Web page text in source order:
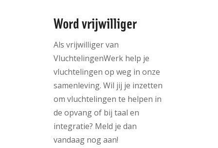
Word vrijwilliger
Als vrijwilliger van
VluchtelingenWerk help je
vluchtelingen op weg in onze
samenleving. Wil jij je inzetten
om vluchtelingen te helpen in
de opvang of bij taal en
integratie? Meld je dan
vandaag nog aan!